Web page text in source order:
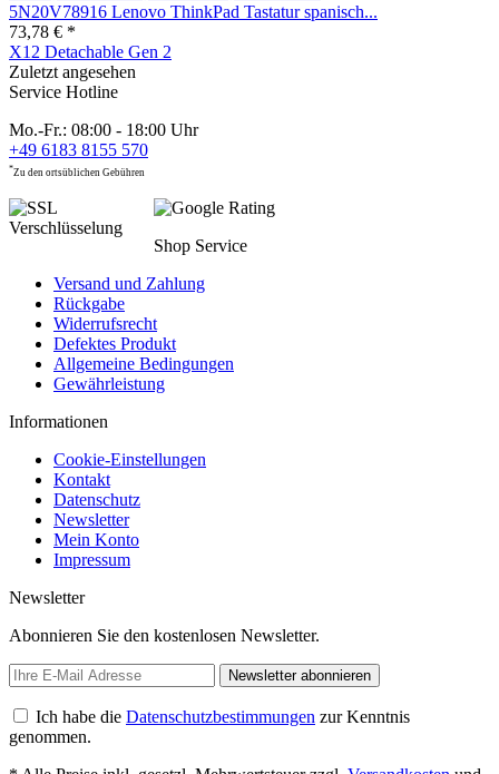
5N20V78916 Lenovo ThinkPad Tastatur spanisch...
73,78 € *
X12 Detachable Gen 2
Zuletzt angesehen
Service Hotline
Mo.-Fr.: 08:00 - 18:00 Uhr
+49 6183 8155 570
*Zu den ortsüblichen Gebühren
Shop Service
Versand und Zahlung
Rückgabe
Widerrufsrecht
Defektes Produkt
Allgemeine Bedingungen
Gewährleistung
Informationen
Cookie-Einstellungen
Kontakt
Datenschutz
Newsletter
Mein Konto
Impressum
Newsletter
Abonnieren Sie den kostenlosen Newsletter.
Newsletter abonnieren
Ich habe die Datenschutzbestimmungen zur Kenntnis
genommen.